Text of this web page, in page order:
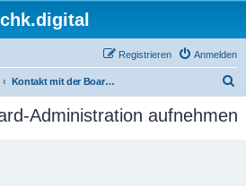
chk.digital
Anmelden
Registrieren
Kontakt mit der Board-Administration aufnehmen
c
Administration aufnehmen